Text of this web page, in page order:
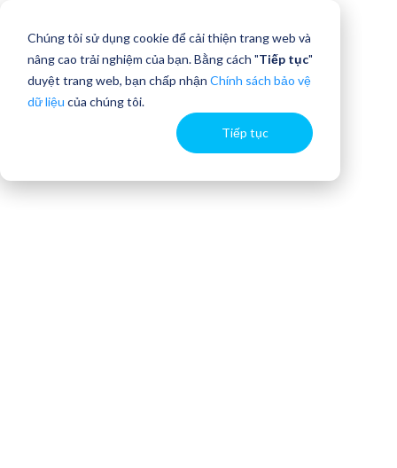
Chúng tôi sử dụng cookie để cải thiện trang web và
nâng cao trải nghiệm của bạn. Bằng cách "Tiếp tục"
duyệt trang web, bạn chấp nhận Chính sách bảo vệ
dữ liệu của chúng tôi.
Tiếp tục